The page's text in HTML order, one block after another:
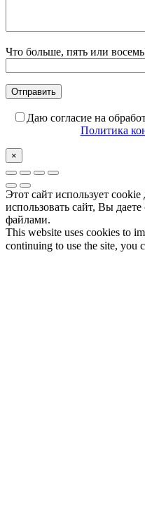
Что больше, пять или
Даю согласие на
Политика
×
Этот сайт использует
использовать сайт, Вы
файлами.
This website uses cookies to
continuing to use the site, you